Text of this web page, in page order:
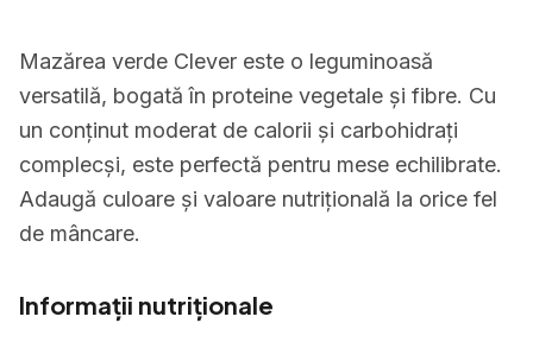
Mazărea verde Clever este o leguminoasă
versatilă, bogată în proteine vegetale și fibre. Cu
un conținut moderat de calorii și carbohidrați
complecși, este perfectă pentru mese echilibrate.
Adaugă culoare și valoare nutrițională la orice fel
de mâncare.
Informații nutriționale